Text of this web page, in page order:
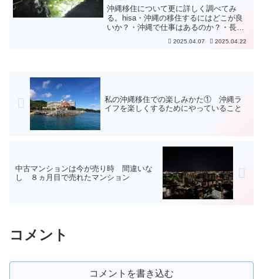
沖縄移住について更に詳しく調べてみ
る。hisa・沖縄の移住するにはどこが良
いか？・沖縄で仕事はあるのか？・長い
のか？・沖縄の家賃はどれ位？・沖縄に
2025.04.07 2025.04.22
私の沖縄移住での楽しみかた① 沖縄ラ
イフを楽しくするためにやっていること
中古マンションは今が売り時 間違いな
し ８ヵ月目で売れたマンション
コメント
コメントを書き込む